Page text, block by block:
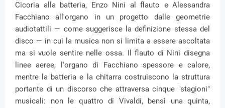
Cicoria alla batteria, Enzo Nini al flauto e Alessandra
Facchiano all'organo in un progetto dalle geometrie
audiotattili — come suggerisce la definizione stessa del
disco — in cui la musica non si limita a essere ascoltata
ma si vuole sentire nelle ossa. Il flauto di Nini disegna
linee aeree, l'organo di Facchiano spessore e calore,
mentre la batteria e la chitarra costruiscono la struttura
portante di un discorso che attraversa cinque "stagioni"
musicali: non le quattro di Vivaldi, bensì una quinta,